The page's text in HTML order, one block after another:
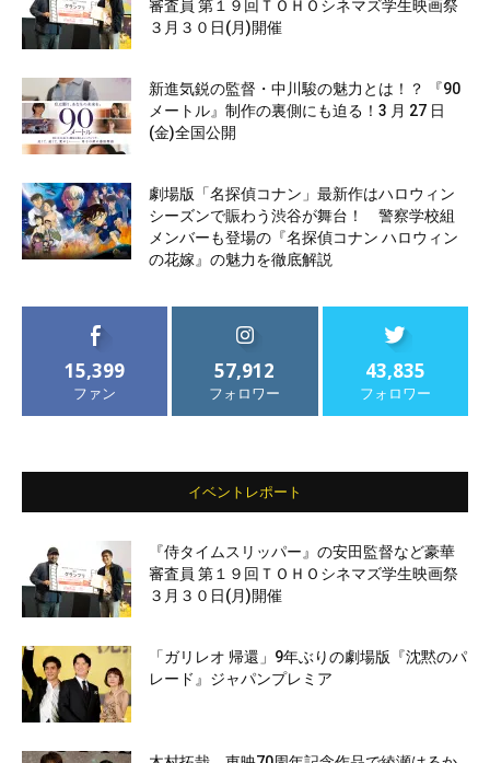
審査員 第１９回ＴＯＨＯシネマズ学生映画祭
３月３０日(月)開催
新進気鋭の監督・中川駿の魅力とは！？ 『90
メートル』制作の裏側にも迫る！3 月 27 日
(金)全国公開
劇場版「名探偵コナン」最新作はハロウィン
シーズンで賑わう渋谷が舞台！ 警察学校組
メンバーも登場の『名探偵コナン ハロウィン
の花嫁』の魅力を徹底解説
15,399
ファン
57,912
フォロワー
43,835
フォロワー
イベントレポート
『侍タイムスリッパー』の安田監督など豪華
審査員 第１９回ＴＯＨＯシネマズ学生映画祭
３月３０日(月)開催
「ガリレオ 帰還」9年ぶりの劇場版『沈黙のパ
レード』ジャパンプレミア